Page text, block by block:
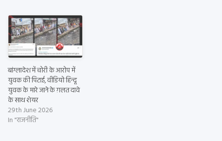
बांग्लादेश में चोरी के आरोप में
युवक की पिटाई, वीडियो हिन्दू
युवक के मारे जाने के ग़लत दावे
के साथ शेयर
29th June 2026
In "राजनीति"